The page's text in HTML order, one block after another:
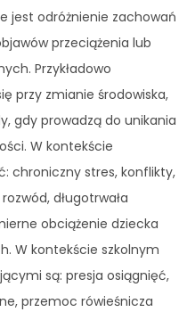
jest odróżnienie zachowań
przeciążenia lub
Przykładowo
przy zmianie środowiska,
gdy prowadzą do unikania
W kontekście
chroniczny stres, konflikty,
długotrwała
obciążenie dziecka
W kontekście szkolnym
są: presja osiągnięć,
przemoc rówieśnicza